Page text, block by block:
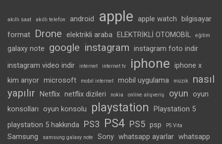
akıllı saat akıllı telefon android apple apple watch bilgisayar
format
Drone elektrikli araba ELEKTRİKLİ OTOMOBİL eğitim
galaxy note google instagram instagram foto indir
instagram video indir
internet internet tv iphone iphone x
kim arıyor microsoft mobil internet mobil uygulama müzik
nasıl
yapılır Netflix netflix dizileri nokia online alışveriş oyun
oyun
konsolları
oyun konsolu playstation
Playstation 5
playstation 5 hakkında PS3 PS4 PS5 psp PS Vita
Samsung samsung galaxy note Sony whatsapp ayarlar whatsapp